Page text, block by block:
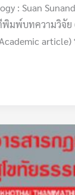
: Suan
มพ์บทความวิจัย